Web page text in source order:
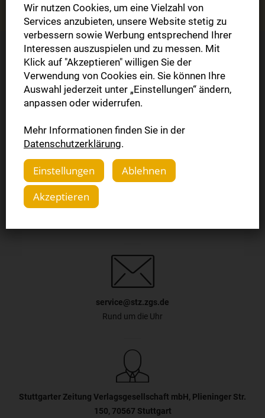
Sie haben Fragen?
Kontaktieren Sie uns.
service@stz.zgs.de
Rund um die Uhr
Stuttgarter Zeitung Verlagsgesellschaft mbH, Plieninger Str.
150, 70567 Stuttgart
Wir nutzen Cookies, um eine Vielzahl von
Services anzubieten, unsere Website stetig zu
verbessern sowie Werbung entsprechend Ihrer
Interessen auszuspielen und zu messen. Mit
Klick auf "Akzeptieren" willigen Sie der
Verwendung von Cookies ein. Sie können Ihre
Auswahl jederzeit unter „Einstellungen“ ändern,
anpassen oder widerrufen.
Mehr Informationen finden Sie in der
Datenschutzerklärung.
Einstellungen
Ablehnen
Akzeptieren